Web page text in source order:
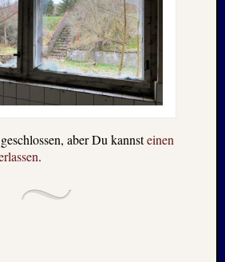
aber Du kannsteinen
.